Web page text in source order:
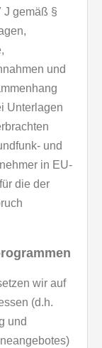
J gemäß §
und
Unterlagen
und
in EU-
die der
wir auf
(d.h.
und